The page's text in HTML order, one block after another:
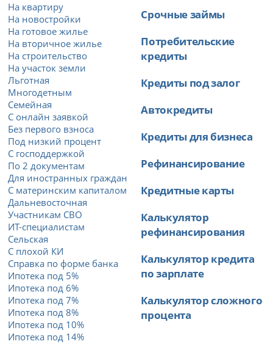
На квартиру
На новостройки
На готовое жилье
На вторичное жилье
На строительство
На участок земли
Льготная
Многодетным
Семейная
С онлайн заявкой
Без первого взноса
Под низкий процент
С господдержкой
По 2 документам
Для иностранных граждан
С материнским капиталом
Дальневосточная
Участникам СВО
ИТ-специалистам
Сельская
С плохой КИ
Справка по форме банка
Ипотека под 5%
Ипотека под 6%
Ипотека под 7%
Ипотека под 8%
Ипотека под 10%
Ипотека под 14%
Срочные займы
Потребительские
кредиты
Кредиты под залог
Автокредиты
Кредиты для бизнеса
Рефинансирование
Кредитные карты
Калькулятор
рефинансирования
Калькулятор кредита
по зарплате
Калькулятор сложного
процента